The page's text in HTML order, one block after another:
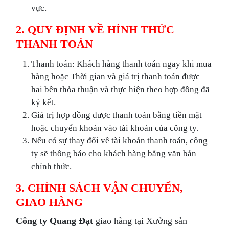
vực.
2. QUY ĐỊNH VỀ HÌNH THỨC
THANH TOÁN
Thanh toán: Khách hàng thanh toán ngay khi mua
hàng hoặc Thời gian và giá trị thanh toán được
hai bên thỏa thuận và thực hiện theo hợp đồng đã
ký kết.
Giá trị hợp đồng được thanh toán bằng tiền mặt
hoặc chuyển khoản vào tài khoản của công ty.
Nếu có sự thay đổi về tài khoản thanh toán, công
ty sẽ thông báo cho khách hàng bằng văn bản
chính thức.
3. CHÍNH SÁCH VẬN CHUYỂN,
GIAO HÀNG
Công ty Quang Đạt giao hàng tại Xưởng sản